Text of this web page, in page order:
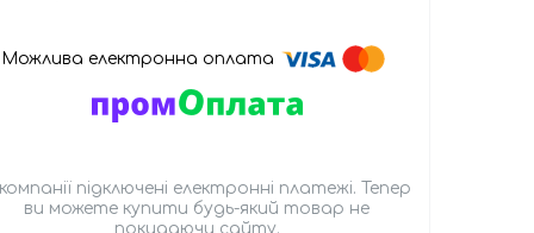
підключені електронні платежі. Тепер
ви можете купити будь-який товар не
покидаючи сайту.